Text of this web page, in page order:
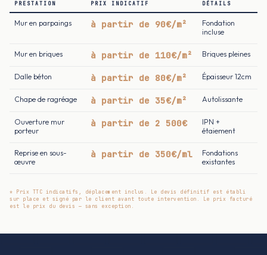
PRESTATION PRIX INDICATIF DÉTAILS
Mur en parpaings à partir de 90€/m²
Fondation
incluse
Mur en briques à partir de 110€/m² Briques pleines
Dalle béton à partir de 80€/m² Épaisseur 12cm
Chape de ragréage à partir de 35€/m² Autolissante
Ouverture mur
porteur
à partir de 2 500€
IPN +
étaiement
Reprise en sous-
œuvre
à partir de 350€/ml
Fondations
existantes
* Prix TTC indicatifs, déplacement inclus. Le devis définitif est établi
sur place et signé par le client avant toute intervention. Le prix facturé
est le prix du devis — sans exception.